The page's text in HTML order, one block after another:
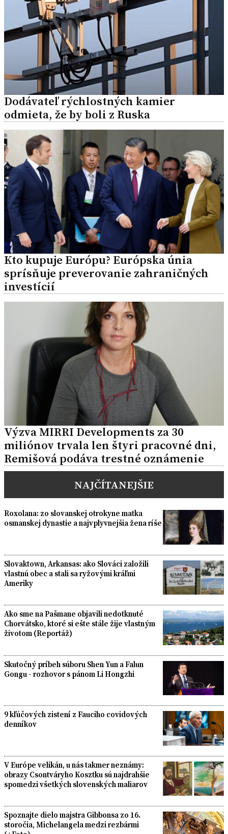
Dodávateľ rýchlostných kamier
odmieta, že by boli z Ruska
Kto kupuje Európu? Európska únia
sprísňuje preverovanie zahraničných
investícií
Výzva MIRRI Developments za 30
miliónov trvala len štyri pracovné dni,
Remišová podáva trestné oznámenie
NAJČÍTANEJŠIE
Roxolana: zo slovanskej otrokyne matka
osmanskej dynastie a najvplyvnejšia žena ríše
Slovaktown, Arkansas: ako Slováci založili
vlastnú obec a stali sa ryžovými kráľmi
Ameriky
Ako sme na Pašmane objavili nedotknuté
Chorvátsko, ktoré si ešte stále žije vlastným
životom (Reportáž)
Skutočný príbeh súboru Shen Yun a Falun
Gongu - rozhovor s pánom Li Hongzhi
9 kľúčových zistení z Fauciho covidových
denníkov
V Európe velikán, u nás takmer neznámy:
obrazy Csontváryho Kosztku sú najdrahšie
spomedzi všetkých slovenských maliarov
Spoznajte dielo majstra Gibbonsa zo 16.
storočia, Michelangela medzi rezbármi